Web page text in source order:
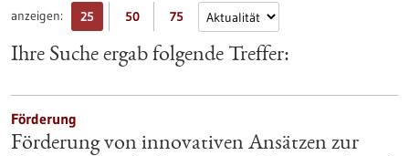
anzeigen: 25 50 75
Ihre Suche ergab folgende Treffer:
Förderung
Förderung von innovativen Ansätzen zur